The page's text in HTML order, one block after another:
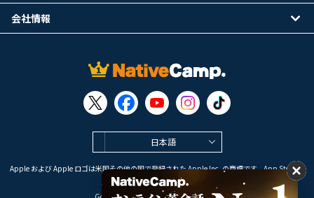
日本語
Apple および Apple ロゴは米国その他の国で登録された Apple Inc. の商標です。App Store は
Apple Inc. のサービスマークです。
会社情報